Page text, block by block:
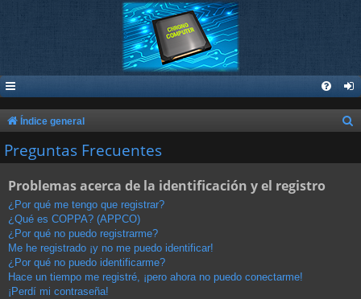
Índice general
s
Preguntas Frecuentes
Problemas acerca de la identificación y el registro
¿Por qué me tengo que registrar?
¿Qué es COPPA? (APPCO)
¿Por qué no puedo registrarme?
Me he registrado ¡y no me puedo identificar!
¿Por qué no puedo identificarme?
Hace un tiempo me registré, ¡pero ahora no puedo conectarme!
¡Perdí mi contraseña!